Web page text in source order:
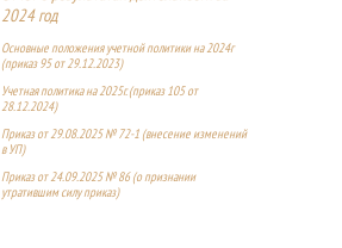
2024 год
Основные положения учетной политики на 2024г
(приказ 95 от 29.12.2023)
Учетная политика на 2025г. (приказ 105 от
28.12.2024)
Приказ от 29.08.2025 № 72-1 (внесение изменений
в УП)
Приказ от 24.09.2025 № 86 (о признании
утратившим силу приказ)